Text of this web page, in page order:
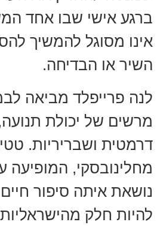
ברגע אישי שבו אחד
אינו מסוגל להמשיך
השיר או הבדיחה.
לנה פרייפלד מביאה
מרשים של יכולת
דרמטית ושבריריות.
מחלינובסקי, המופיעה
נושאת איתה סיפור
להיות חלק